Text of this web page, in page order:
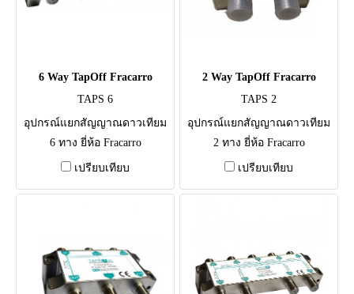
6 Way TapOff Fracarro
TAPS 6
อุปกรณ์แยกสัญญาณดาวเทียม
6 ทาง ยี่ห้อ Fracarro
เปรียบเทียบ
2 Way TapOff Fracarro
TAPS 2
อุปกรณ์แยกสัญญาณดาวเทียม
2 ทาง ยี่ห้อ Fracarro
เปรียบเทียบ